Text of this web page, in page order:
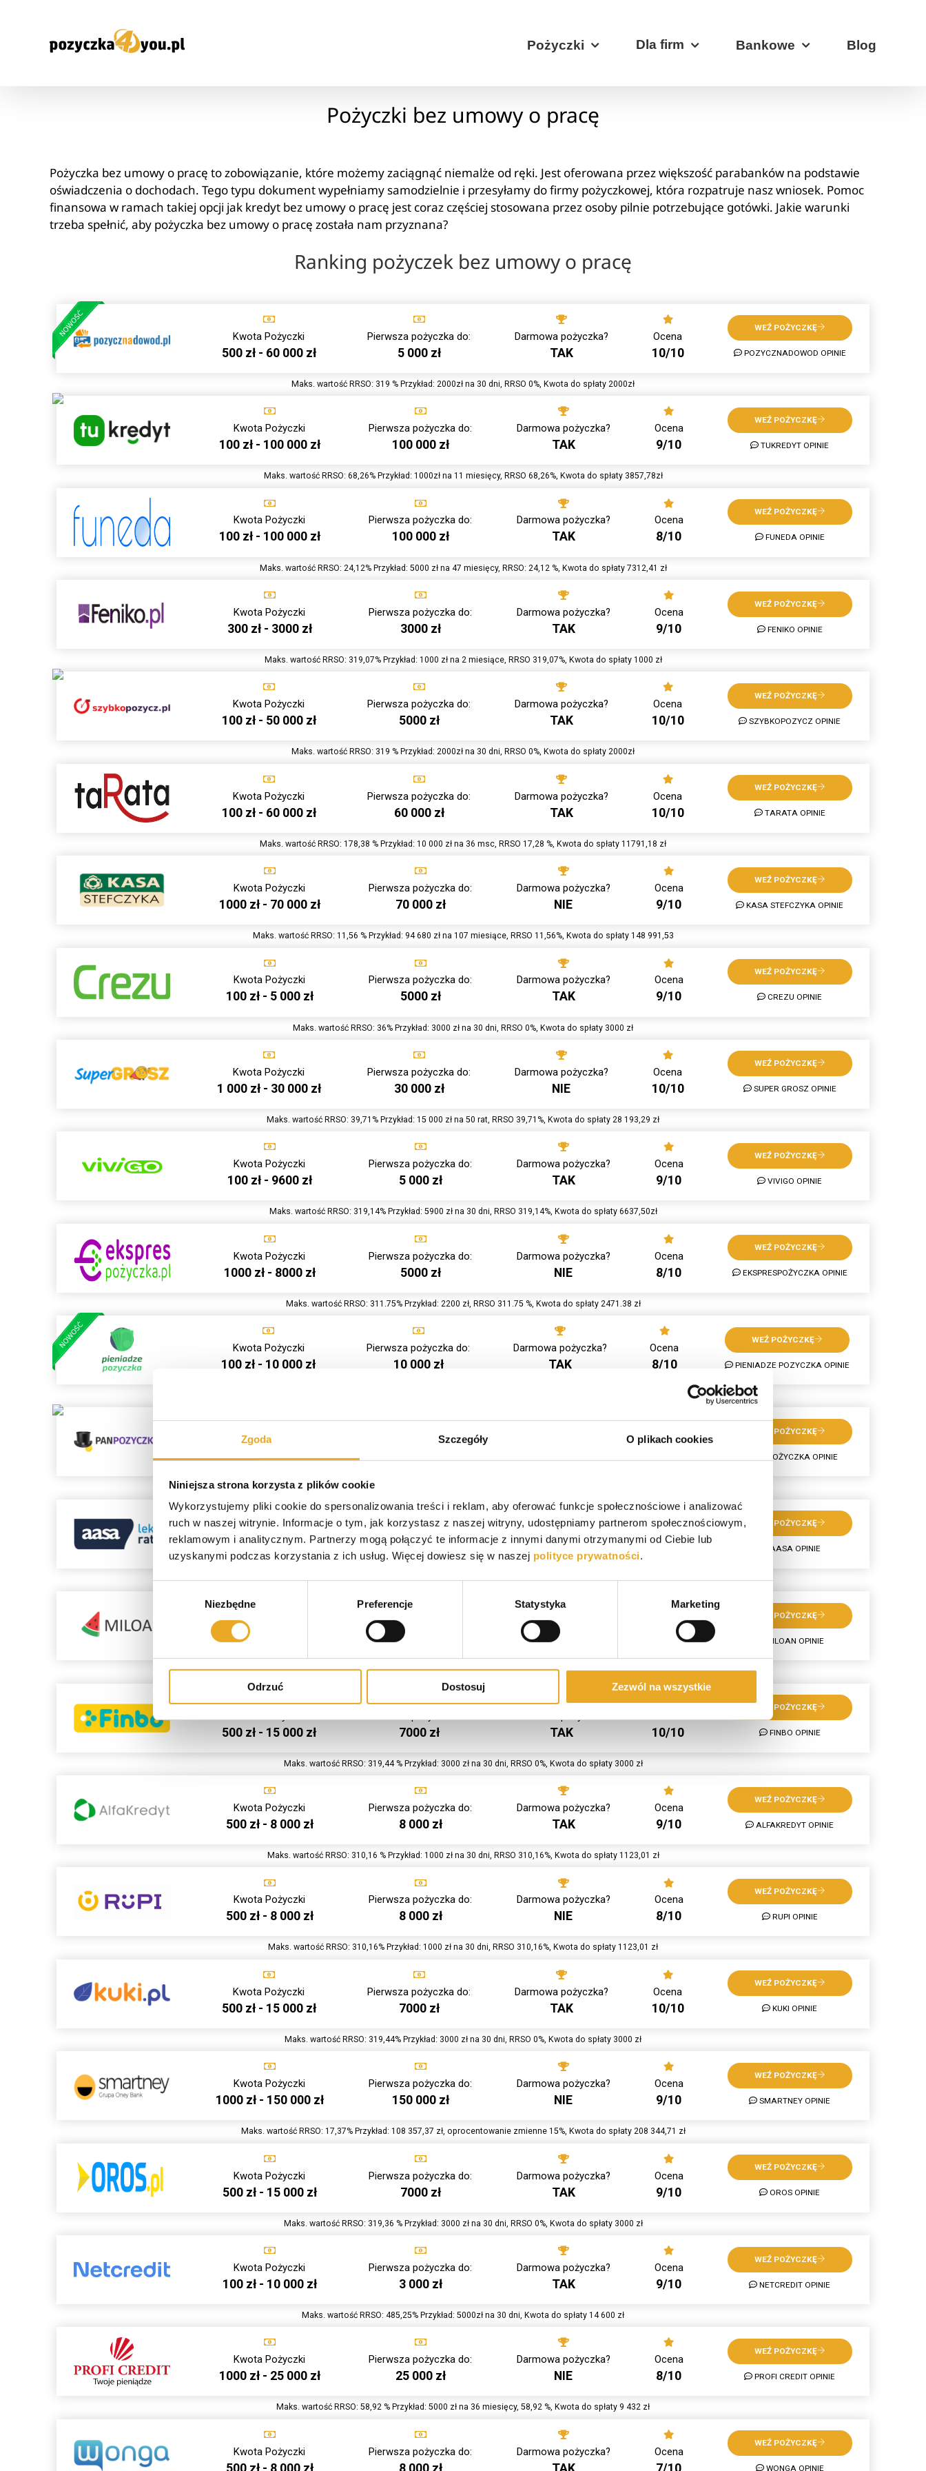
Zgoda Szczegóły O plikach cookies
Niniejsza strona korzysta z plików cookie
Wykorzystujemy pliki cookie do spersonalizowania treści i reklam, aby oferować funkcje społecznościowe i analizować
ruch w naszej witrynie. Informacje o tym, jak korzystasz z naszej witryny, udostępniamy partnerom społecznościowym,
reklamowym i analitycznym. Partnerzy mogą połączyć te informacje z innymi danymi otrzymanymi od Ciebie lub
uzyskanymi podczas korzystania z ich usług. Więcej dowiesz się w naszej polityce prywatności.
Niezbędne Preferencje Statystyka Marketing
Odrzuć Dostosuj Zezwól na wszystkie
zawartości
Pożyczki Dla firm Bankowe Blog
Pożyczki bez umowy o pracę
Pożyczka bez umowy o pracę to zobowiązanie, które możemy zaciągnąć niemalże od ręki. Jest oferowana przez większość parabanków na podstawie
oświadczenia o dochodach. Tego typu dokument wypełniamy samodzielnie i przesyłamy do firmy pożyczkowej, która rozpatruje nasz wniosek. Pomoc
finansowa w ramach takiej opcji jak kredyt bez umowy o pracę jest coraz częściej stosowana przez osoby pilnie potrzebujące gotówki. Jakie warunki
trzeba spełnić, aby pożyczka bez umowy o pracę została nam przyznana?
Ranking pożyczek bez umowy o pracę
Kwota Pożyczki
500 zł - 60 000 zł
Pierwsza pożyczka do:
5 000 zł
Darmowa pożyczka?
TAK
Ocena
10/10
WEŹ POŻYCZKĘ
POZYCZNADOWOD OPINIE
Maks. wartość RRSO: 319 % Przykład: 2000zł na 30 dni, RRSO 0%, Kwota do spłaty 2000zł
Kwota Pożyczki
100 zł - 100 000 zł
Pierwsza pożyczka do:
100 000 zł
Darmowa pożyczka?
TAK
Ocena
9/10
WEŹ POŻYCZKĘ
TUKREDYT OPINIE
Maks. wartość RRSO: 68,26% Przykład: 1000zł na 11 miesięcy, RRSO 68,26%, Kwota do spłaty 3857,78zł
Kwota Pożyczki
100 zł - 100 000 zł
Pierwsza pożyczka do:
100 000 zł
Darmowa pożyczka?
TAK
Ocena
8/10
WEŹ POŻYCZKĘ
FUNEDA OPINIE
Maks. wartość RRSO: 24,12% Przykład: 5000 zł na 47 miesięcy, RRSO: 24,12 %, Kwota do spłaty 7312,41 zł
Kwota Pożyczki
300 zł - 3000 zł
Pierwsza pożyczka do:
3000 zł
Darmowa pożyczka?
TAK
Ocena
9/10
WEŹ POŻYCZKĘ
FENIKO OPINIE
Maks. wartość RRSO: 319,07% Przykład: 1000 zł na 2 miesiące, RRSO 319,07%, Kwota do spłaty 1000 zł
Kwota Pożyczki
100 zł - 50 000 zł
Pierwsza pożyczka do:
5000 zł
Darmowa pożyczka?
TAK
Ocena
10/10
WEŹ POŻYCZKĘ
SZYBKOPOZYCZ OPINIE
Maks. wartość RRSO: 319 % Przykład: 2000zł na 30 dni, RRSO 0%, Kwota do spłaty 2000zł
Kwota Pożyczki
100 zł - 60 000 zł
Pierwsza pożyczka do:
60 000 zł
Darmowa pożyczka?
TAK
Ocena
10/10
WEŹ POŻYCZKĘ
TARATA OPINIE
Maks. wartość RRSO: 178,38 % Przykład: 10 000 zł na 36 msc, RRSO 17,28 %, Kwota do spłaty 11791,18 zł
Kwota Pożyczki
1000 zł - 70 000 zł
Pierwsza pożyczka do:
70 000 zł
Darmowa pożyczka?
NIE
Ocena
9/10
WEŹ POŻYCZKĘ
KASA STEFCZYKA OPINIE
Maks. wartość RRSO: 11,56 % Przykład: 94 680 zł na 107 miesiące, RRSO 11,56%, Kwota do spłaty 148 991,53
Kwota Pożyczki
100 zł - 5 000 zł
Pierwsza pożyczka do:
5000 zł
Darmowa pożyczka?
TAK
Ocena
9/10
WEŹ POŻYCZKĘ
CREZU OPINIE
Maks. wartość RRSO: 36% Przykład: 3000 zł na 30 dni, RRSO 0%, Kwota do spłaty 3000 zł
Kwota Pożyczki
1 000 zł - 30 000 zł
Pierwsza pożyczka do:
30 000 zł
Darmowa pożyczka?
NIE
Ocena
10/10
WEŹ POŻYCZKĘ
SUPER GROSZ OPINIE
Maks. wartość RRSO: 39,71% Przykład: 15 000 zł na 50 rat, RRSO 39,71%, Kwota do spłaty 28 193,29 zł
Kwota Pożyczki
100 zł - 9600 zł
Pierwsza pożyczka do:
5 000 zł
Darmowa pożyczka?
TAK
Ocena
9/10
WEŹ POŻYCZKĘ
VIVIGO OPINIE
Maks. wartość RRSO: 319,14% Przykład: 5900 zł na 30 dni, RRSO 319,14%, Kwota do spłaty 6637,50zł
Kwota Pożyczki
1000 zł - 8000 zł
Pierwsza pożyczka do:
5000 zł
Darmowa pożyczka?
NIE
Ocena
8/10
WEŹ POŻYCZKĘ
EKSPRESPOŻYCZKA OPINIE
Maks. wartość RRSO: 311.75% Przykład: 2200 zł, RRSO 311.75 %, Kwota do spłaty 2471.38 zł
Kwota Pożyczki
100 zł - 10 000 zł
Pierwsza pożyczka do:
10 000 zł
Darmowa pożyczka?
TAK
Ocena
8/10
WEŹ POŻYCZKĘ
PIENIADZE POZYCZKA OPINIE
Kwota Pożyczki
100 zł - 50 000 zł
Pierwsza pożyczka do: Ocena
WEŹ POŻYCZKĘ
PANPOŻYCZKA OPINIE
Maks. wartość RRSO: 319 % Przykład: 2000zł na 30 dni, RRSO 0%, Kwota do spłaty 2000zł
Kwota Pożyczki
1 000 zł - 25 000 zł
Pierwsza pożyczka do:
25 000 zł
Darmowa pożyczka?
NIE
Ocena
7/10
WEŹ POŻYCZKĘ
AASA OPINIE
Maks. wartość RRSO: 48,12% Przykład: 6000 zł na 36 miesięcy, RRSO 48,12%, Kwota do spłaty 10 518,69 zł
Kwota Pożyczki
500 zł - 5 000 zł
Pierwsza pożyczka do:
3 000 zł
Darmowa pożyczka?
NIE
Ocena
7/10
WEŹ POŻYCZKĘ
MILOAN OPINIE
Maks. wartość RRSO: 319,14 % Przykład: 1000zł na 30 dni, RRSO 319,14%, Kwota do spłaty 1237,5 zł
500 zł - 15 000 zł 7000 zł TAK 10/10
WEŹ POŻYCZKĘ
FINBO OPINIE
Maks. wartość RRSO: 319,44 % Przykład: 3000 zł na 30 dni, RRSO 0%, Kwota do spłaty 3000 zł
Kwota Pożyczki
500 zł - 8 000 zł
Pierwsza pożyczka do:
8 000 zł
Darmowa pożyczka?
TAK
Ocena
9/10
WEŹ POŻYCZKĘ
ALFAKREDYT OPINIE
Maks. wartość RRSO: 310,16 % Przykład: 1000 zł na 30 dni, RRSO 310,16%, Kwota do spłaty 1123,01 zł
Kwota Pożyczki
500 zł - 8 000 zł
Pierwsza pożyczka do:
8 000 zł
Darmowa pożyczka?
NIE
Ocena
8/10
WEŹ POŻYCZKĘ
RUPI OPINIE
Maks. wartość RRSO: 310,16% Przykład: 1000 zł na 30 dni, RRSO 310,16%, Kwota do spłaty 1123,01 zł
Kwota Pożyczki
500 zł - 15 000 zł
Pierwsza pożyczka do:
7000 zł
Darmowa pożyczka?
TAK
Ocena
10/10
WEŹ POŻYCZKĘ
KUKI OPINIE
Maks. wartość RRSO: 319,44% Przykład: 3000 zł na 30 dni, RRSO 0%, Kwota do spłaty 3000 zł
Kwota Pożyczki
1000 zł - 150 000 zł
Pierwsza pożyczka do:
150 000 zł
Darmowa pożyczka?
NIE
Ocena
9/10
WEŹ POŻYCZKĘ
SMARTNEY OPINIE
Maks. wartość RRSO: 17,37% Przykład: 108 357,37 zł, oprocentowanie zmienne 15%, Kwota do spłaty 208 344,71 zł
Kwota Pożyczki
500 zł - 15 000 zł
Pierwsza pożyczka do:
7000 zł
Darmowa pożyczka?
TAK
Ocena
9/10
WEŹ POŻYCZKĘ
OROS OPINIE
Maks. wartość RRSO: 319,36 % Przykład: 3000 zł na 30 dni, RRSO 0%, Kwota do spłaty 3000 zł
Kwota Pożyczki
100 zł - 10 000 zł
Pierwsza pożyczka do:
3 000 zł
Darmowa pożyczka?
TAK
Ocena
9/10
WEŹ POŻYCZKĘ
NETCREDIT OPINIE
Maks. wartość RRSO: 485,25% Przykład: 5000zł na 30 dni, Kwota do spłaty 14 600 zł
Kwota Pożyczki
1000 zł - 25 000 zł
Pierwsza pożyczka do:
25 000 zł
Darmowa pożyczka?
NIE
Ocena
8/10
WEŹ POŻYCZKĘ
PROFI CREDIT OPINIE
Maks. wartość RRSO: 58,92 % Przykład: 5000 zł na 36 miesięcy, 58,92 %, Kwota do spłaty 9 432 zł
Kwota Pożyczki
500 zł - 8 000 zł
Pierwsza pożyczka do:
8 000 zł
Darmowa pożyczka?
TAK
Ocena
7/10
WEŹ POŻYCZKĘ
WONGA OPINIE